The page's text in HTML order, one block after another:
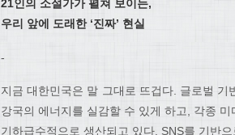
21인의 소설가가 펼쳐 보이는,
우리 앞에 도래한 ‘진짜’ 현실
-
지금 대한민국은 말 그대로 뜨겁다. 글로벌 기
강국의 에너지를 실감할 수 있게 하고, 각종 미
기하급수적으로 생산되고 있다. SNS를 기반